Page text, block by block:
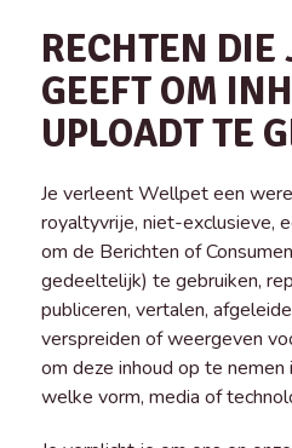
RECHTEN DIE
GEEFT OM
UPLOADT TE
Je verleent Wellpet een
royaltyvrije, niet-exclusieve,
om de Berichten of
gedeeltelijk) te gebruiken,
publiceren, vertalen,
verspreiden of weergeven
om deze inhoud op te nemen
welke vorm, media of